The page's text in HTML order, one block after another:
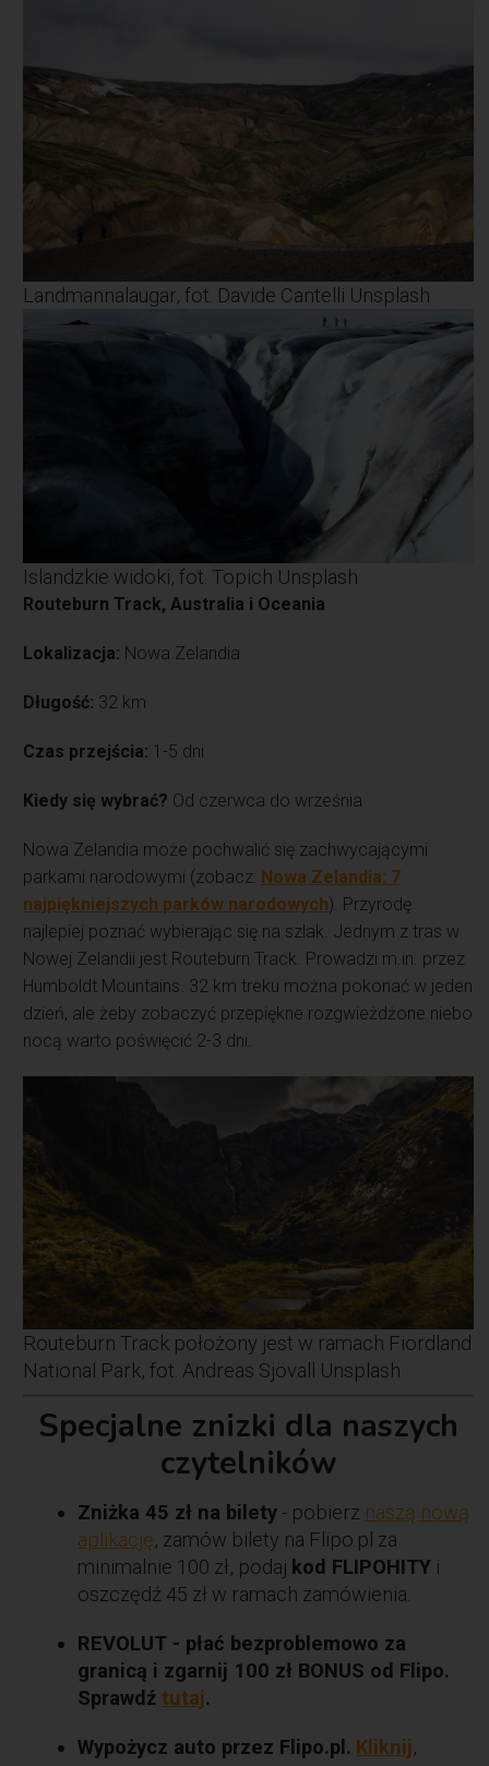
Landmannalaugar, fot. Davide Cantelli Unsplash
Islandzkie widoki, fot. Topich Unsplash
Routeburn Track, Australia i Oceania
Lokalizacja: Nowa Zelandia
Długość: 32 km
Czas przejścia: 1-5 dni
Kiedy się wybrać? Od czerwca do września
Nowa Zelandia może pochwalić się zachwycającymi
parkami narodowymi (zobacz: Nowa Zelandia: 7
najpiękniejszych parków narodowych). Przyrodę
najlepiej poznać wybierając się na szlak. Jednym z tras w
Nowej Zelandii jest Routeburn Track. Prowadzi m.in. przez
Humboldt Mountains. 32 km treku można pokonać w jeden
dzień, ale żeby zobaczyć przepiękne rozgwieżdżone niebo
nocą warto poświęcić 2-3 dni.
Routeburn Track położony jest w ramach Fiordland
National Park, fot. Andreas Sjövall Unsplash
Specjalne znizki dla naszych
czytelników
Zniżka 45 zł na bilety - pobierz naszą nową
aplikację, zamów bilety na Flipo.pl za
minimalnie 100 zł, podaj kod FLIPOHITY i
oszczędź 45 zł w ramach zamówienia.
REVOLUT - płać bezproblemowo za
granicą i zgarnij 100 zł BONUS od Flipo.
Sprawdźtutaj.
Wypożycz auto przez Flipo.pl. Kliknij,